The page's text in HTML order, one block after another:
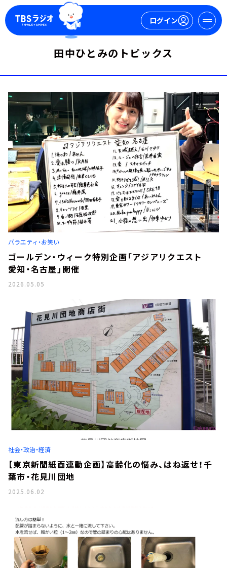
ログイン
今日の番組表
週間番組表
トピックス
TBS Podcast
お知らせ
イベント・グッズ
YouTube
会社情報
田中ひとみのトピックス
バラエティ・お笑い
ゴールデン・ウィーク特別企画「アジアリクエスト
愛知・名古屋」開催
2026.05.05
社会・政治・経済
【東京新聞紙面連動企画】高齢化の悩み、はね返せ！千
葉市・花見川団地
2025.06.02